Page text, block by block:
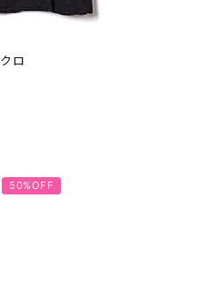
クロ
50%OFF